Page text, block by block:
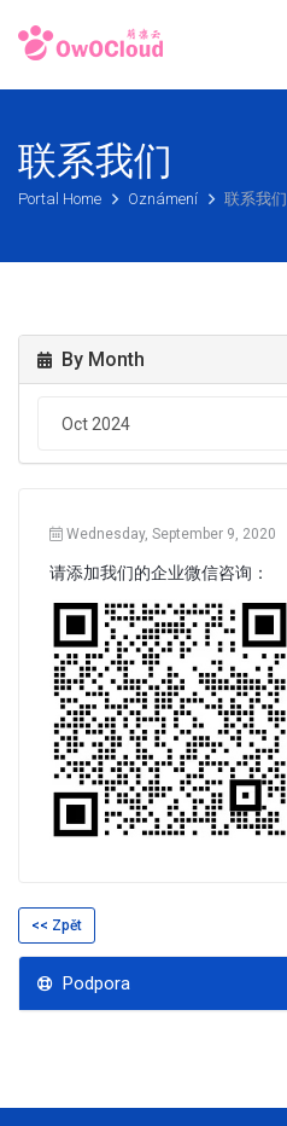
联系我们
Portal Home Oznámení 联系我们
By Month
Wednesday, September 9, 2020
请添加我们的企业微信咨询：
<< Zpět
Podpora